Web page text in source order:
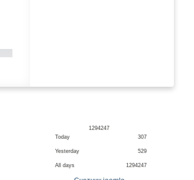
1294247
Today
Yesterday
All days
307
529
1294247